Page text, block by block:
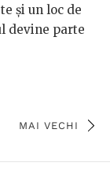
și un loc de
devine parte
MAI VECHI